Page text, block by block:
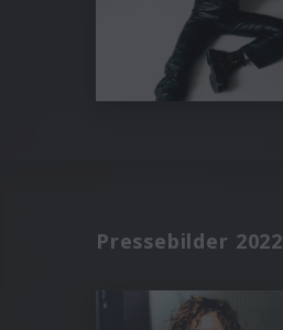
Pressebilder 2022